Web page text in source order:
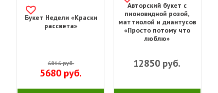
Букет Недели «Краски
рассвета»
6816руб.
5680 руб.
Авторский букет с
пионовидной розой,
маттиолой и диантусов
«Просто потому что
люблю»
12850 руб.